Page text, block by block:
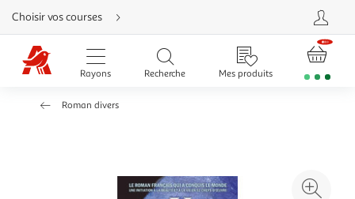
Aller
directement
au
contenu
Aller
directement
Aller
Choisir vos courses
Rayons Recherche Mes produits
Roman divers